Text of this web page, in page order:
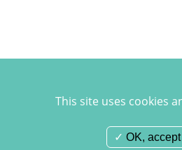
This site uses cookies
OK, accept